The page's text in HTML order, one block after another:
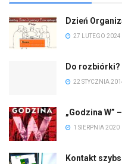
Dzień
27 LUTEGO 2024
Do rozbiórki?
22 STYCZNIA
„Godzina W”
1 SIERPNIA 2020
Kontakt